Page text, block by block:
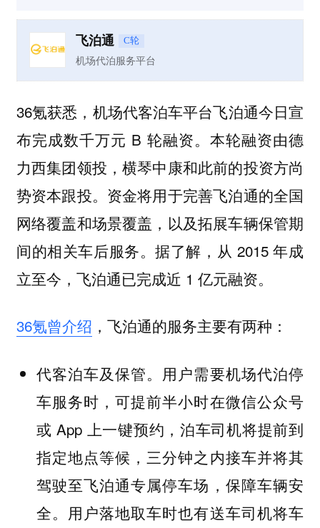
飞泊通 C轮
机场代泊服务平台
36氪获悉，机场代客泊车平台飞泊通今日宣
布完成数千万元 B 轮融资。本轮融资由德
力西集团领投，横琴中康和此前的投资方尚
势资本跟投。资金将用于完善飞泊通的全国
网络覆盖和场景覆盖，以及拓展车辆保管期
间的相关车后服务。据了解，从 2015 年成
立至今，飞泊通已完成近 1 亿元融资。
36氪曾介绍 ，飞泊通的服务主要有两种：
代客泊车及保管。用户需要机场代泊停
车服务时，可提前半小时在微信公众号
或 App 上一键预约，泊车司机将提前到
指定地点等候，三分钟之内接车并将其
驾驶至飞泊通专属停车场，保障车辆安
全。用户落地取车时也有送车司机将车